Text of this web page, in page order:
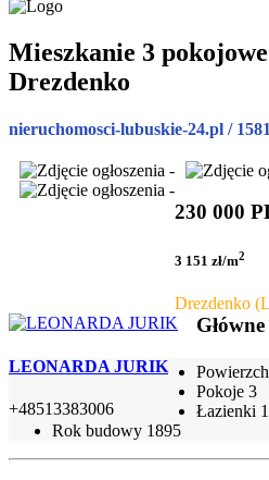
Mieszkanie 3
Drezdenko
nieruchomosci-lubuskie-24.pl /
230 000
3 151 zł/m2
Drezdenko
LEONARDA JURIK
+48513383006
Pokoje 3
Łazienki 1
Rok budowy 1895